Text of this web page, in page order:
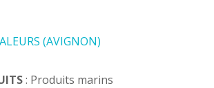
(AVIGNON)
: Produits marins